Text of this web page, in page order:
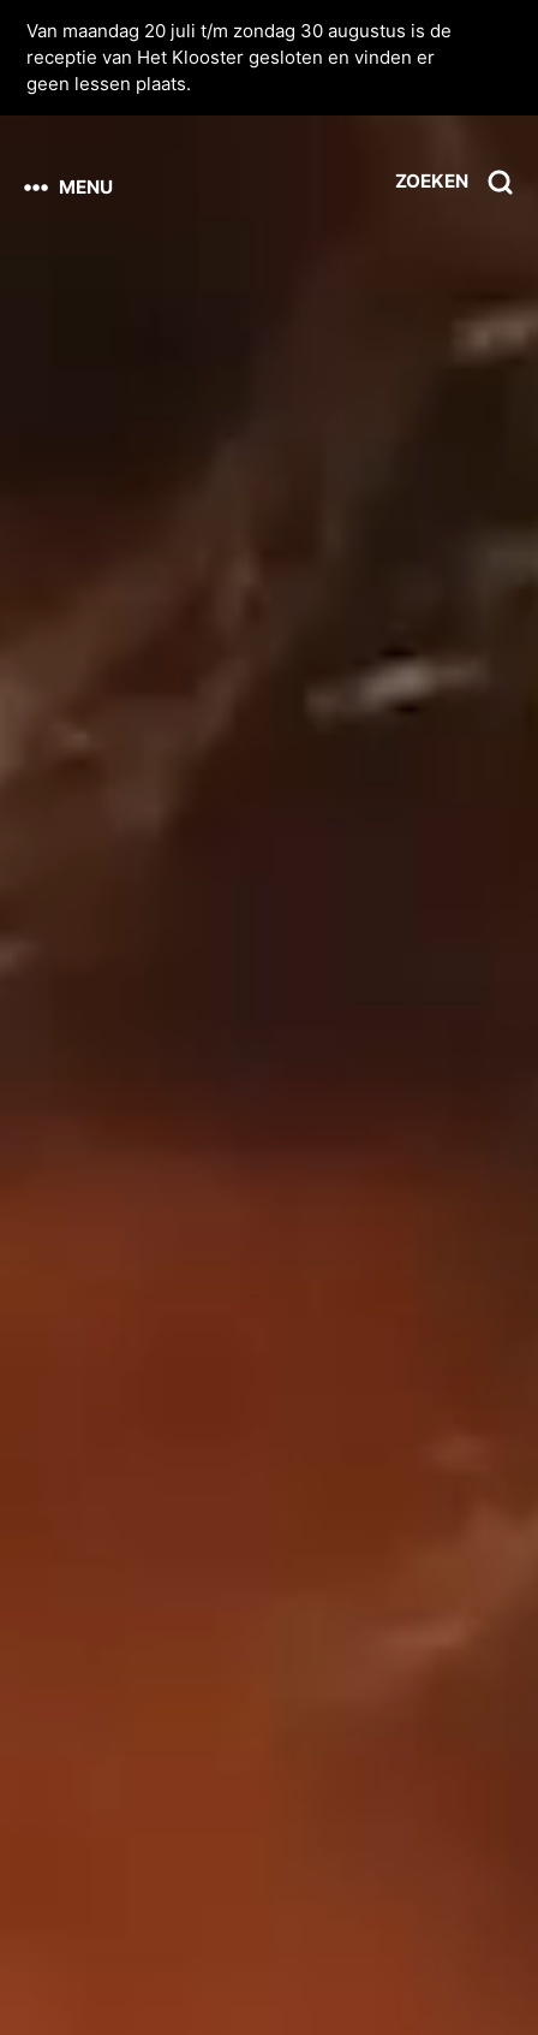
Van maandag 20 juli t/m zondag 30 augustus is de
receptie van Het Klooster gesloten en vinden er
geen lessen plaats.
MENU ZOEKEN